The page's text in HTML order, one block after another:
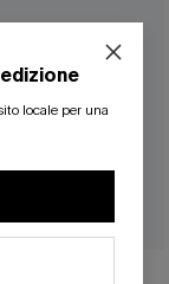
modellante
locale per una